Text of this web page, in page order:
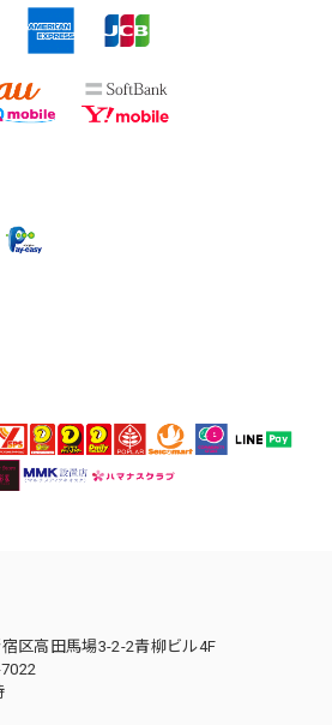
区高田馬場3-2-2青柳ビル4F